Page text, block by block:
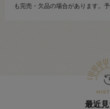
も完売・欠品の場合があります。
最近